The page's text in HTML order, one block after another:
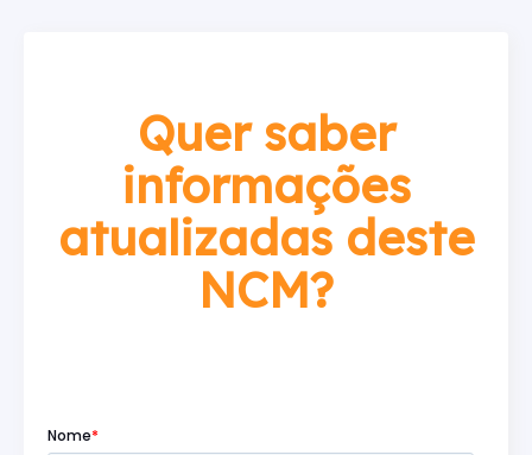
Quer saber
informações
atualizadas deste
NCM?